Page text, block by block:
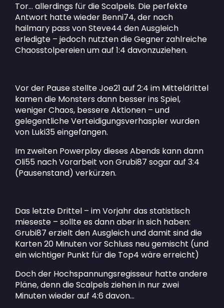
Tor… allerdings für die Scalpels. Die perfekte
Antwort hatte wieder Benni74, der nach
hailmary pass von Steve44 den Ausgleich
erledigte – jedoch nutzten die Gegner zahlreiche
Chaosstolpereien um auf 1:4 davonzuziehen.
Vor der Pause stellte Joe21 auf 2:4 im Mitteldrittel
kamen die Monsters dann besser ins Spiel,
weniger Chaos, bessere Aktionen – und
gelegentliche Verteidigungsverhaspler wurden
von Luki35 eingefangen.
Im zweiten Powerplay dieses Abends kann dann
Oli55 nach Vorarbeit von Grubi87 sogar auf 3:4
(Pausenstand) verkürzen.
Das letzte Drittel – im Vorjahr das statistisch
mieseste – sollte es dann aber in sich haben:
Grubi87 erzielt den Ausgleich und damit sind die
Karten 20 Minuten vor Schluss neu gemischt (und
ein wichtiger Punkt für die Top4 wäre erreicht)
Doch der Hochspannungsregisseur hatte andere
Pläne, denn die Scalpels ziehen in nur zwei
Minuten wieder auf 4:6 davon…